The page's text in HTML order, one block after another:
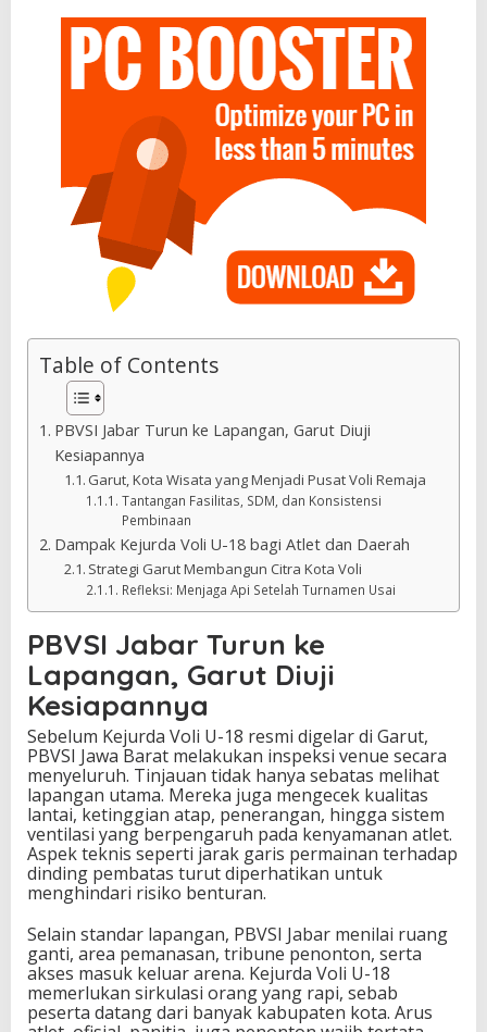
Table of Contents
PBVSI Jabar Turun ke Lapangan, Garut Diuji
Kesiapannya
Garut, Kota Wisata yang Menjadi Pusat Voli Remaja
Tantangan Fasilitas, SDM, dan Konsistensi
Pembinaan
Dampak Kejurda Voli U-18 bagi Atlet dan Daerah
Strategi Garut Membangun Citra Kota Voli
Refleksi: Menjaga Api Setelah Turnamen Usai
PBVSI Jabar Turun ke
Lapangan, Garut Diuji
Kesiapannya
Sebelum Kejurda Voli U-18 resmi digelar di Garut,
PBVSI Jawa Barat melakukan inspeksi venue secara
menyeluruh. Tinjauan tidak hanya sebatas melihat
lapangan utama. Mereka juga mengecek kualitas
lantai, ketinggian atap, penerangan, hingga sistem
ventilasi yang berpengaruh pada kenyamanan atlet.
Aspek teknis seperti jarak garis permainan terhadap
dinding pembatas turut diperhatikan untuk
menghindari risiko benturan.
Selain standar lapangan, PBVSI Jabar menilai ruang
ganti, area pemanasan, tribune penonton, serta
akses masuk keluar arena. Kejurda Voli U-18
memerlukan sirkulasi orang yang rapi, sebab
peserta datang dari banyak kabupaten kota. Arus